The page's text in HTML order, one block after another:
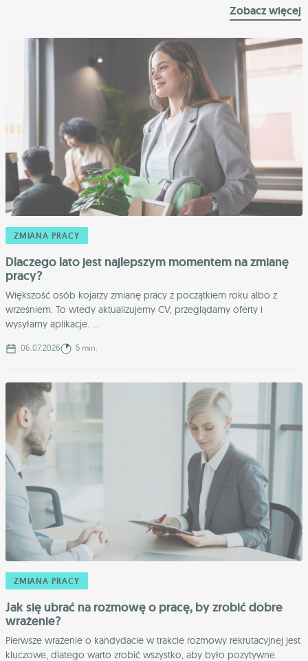
Zobacz więcej
ZMIANA PRACY
Dlaczego lato jest najlepszym momentem na zmianę
pracy?
Większość osób kojarzy zmianę pracy z początkiem roku albo z
wrześniem. To wtedy aktualizujemy CV, przeglądamy oferty i
wysyłamy aplikacje. ...
06.07.2026 5 min.
ZMIANA PRACY
Jak się ubrać na rozmowę o pracę, by zrobić dobre
wrażenie?
Pierwsze wrażenie o kandydacie w trakcie rozmowy rekrutacyjnej jest
kluczowe, dlatego warto zrobić wszystko, aby było pozytywne.